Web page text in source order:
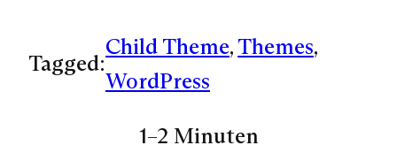
Tagged:
Child Theme, Themes
WordPress
1–2 Minuten